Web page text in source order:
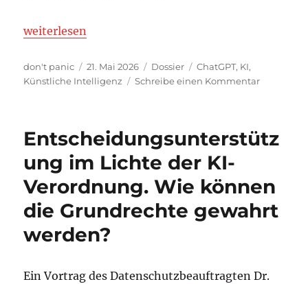
„Im Interview: KI-Leitsätze – zwischen AI Literacy
weiterlesen
Autor
don't panic
Veröffentlicht
am
21. Mai 2026 Kategorien
Dossier Schlagwörter
ChatGPT, KI,
Künstliche Intelligenz
Schreibe einen Kommentarzu
Leitsätze
AI
Literacy
und
Entscheidungsunterstütz
ung im Lichte der KI-
Verordnung. Wie können
die Grundrechte gewahrt
werden?
Ein Vortrag des Datenschutzbeauftragten Dr.